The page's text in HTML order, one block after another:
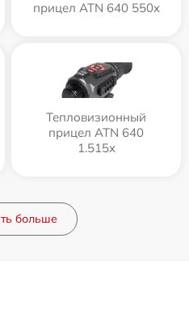
прицел ATN 640 550x
Тепловизионный
прицел ATN 640
1.515x
больше